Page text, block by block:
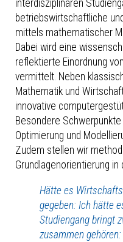
interdisziplinären
betriebswirtschaftliche
mittels mathematischer
Dabei wird eine
reflektierte Einordnung
vermittelt. Neben
Mathematik und
innovative
Besondere
Optimierung und
Zudem stellen wir
Grundlagenorientierung in
Hätte es
gegeben: Ich hätte
Studiengang bringt
zusammen